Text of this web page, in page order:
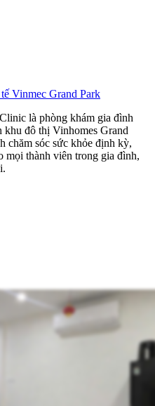
Vinmec Grand Park
là phòng khám gia đình
khu đô thị Vinhomes Grand
chăm sóc sức khỏe định kỳ,
mọi thành viên trong gia đình,